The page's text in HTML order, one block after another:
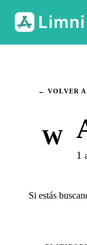
← VOLVER
W
1
Si estás